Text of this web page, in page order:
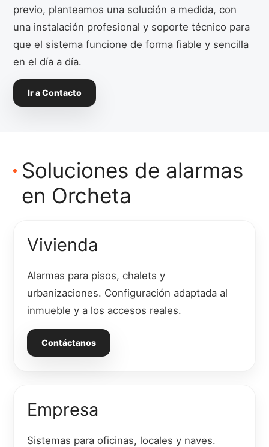
previo, planteamos una solución a medida, con
una instalación profesional y soporte técnico para
que el sistema funcione de forma fiable y sencilla
en el día a día.
Ir a Contacto
Soluciones de alarmas
en Orcheta
Vivienda
Alarmas para pisos, chalets y
urbanizaciones. Configuración adaptada al
inmueble y a los accesos reales.
Contáctanos
Empresa
Sistemas para oficinas, locales y naves.